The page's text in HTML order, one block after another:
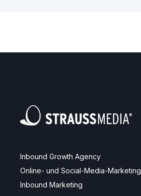
Inbound Growth Agency
Online- und Social-Media-Marketing
Inbound Marketing